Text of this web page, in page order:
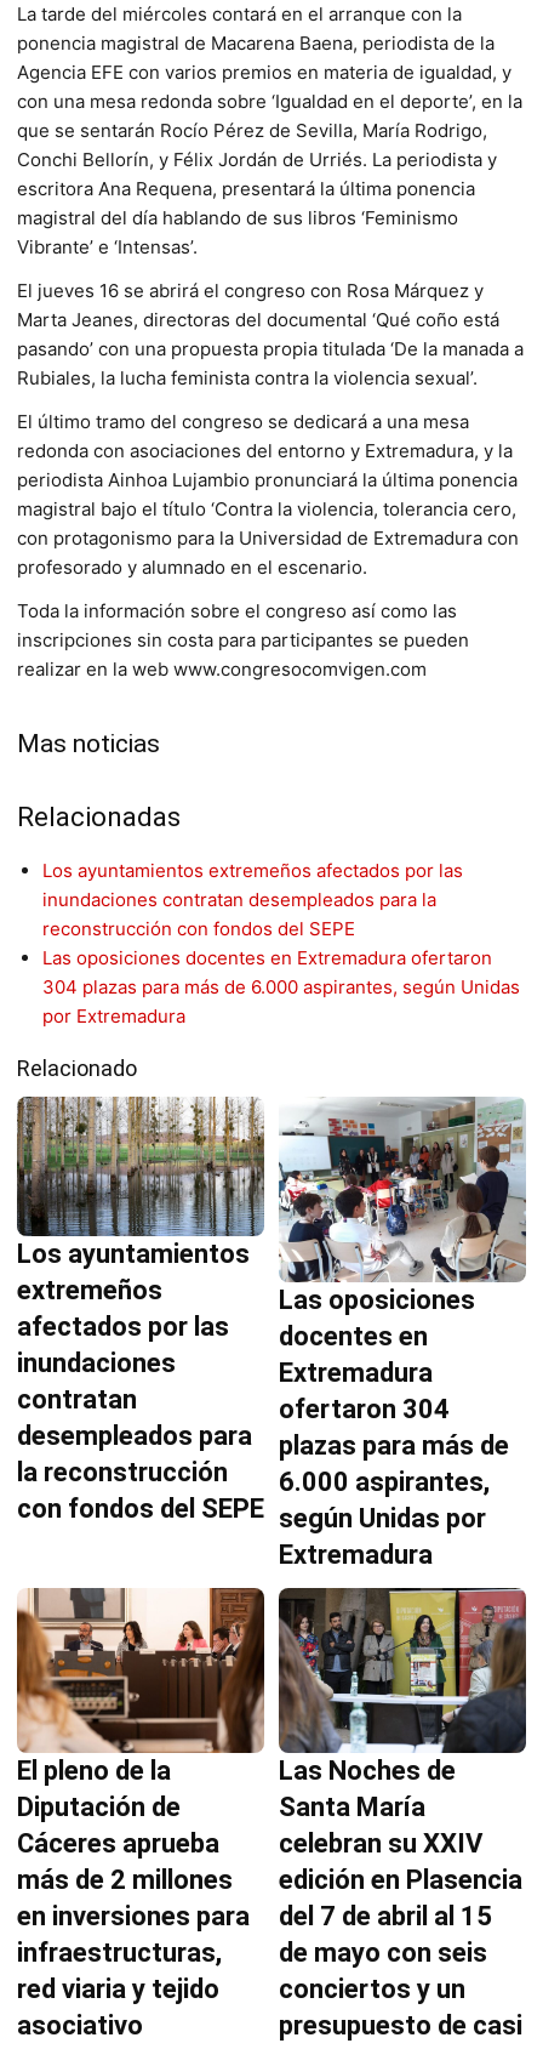
La tarde del miércoles contará en el arranque con la
ponencia magistral de Macarena Baena, periodista de la
Agencia EFE con varios premios en materia de igualdad, y
con una mesa redonda sobre ‘Igualdad en el deporte’, en la
que se sentarán Rocío Pérez de Sevilla, María Rodrigo,
Conchi Bellorín, y Félix Jordán de Urriés. La periodista y
escritora Ana Requena, presentará la última ponencia
magistral del día hablando de sus libros ‘Feminismo
Vibrante’ e ‘Intensas’.
El jueves 16 se abrirá el congreso con Rosa Márquez y
Marta Jeanes, directoras del documental ‘Qué coño está
pasando’ con una propuesta propia titulada ‘De la manada a
Rubiales, la lucha feminista contra la violencia sexual’.
El último tramo del congreso se dedicará a una mesa
redonda con asociaciones del entorno y Extremadura, y la
periodista Ainhoa Lujambio pronunciará la última ponencia
magistral bajo el título ‘Contra la violencia, tolerancia cero,
con protagonismo para la Universidad de Extremadura con
profesorado y alumnado en el escenario.
Toda la información sobre el congreso así como las
inscripciones sin costa para participantes se pueden
realizar en la web www.congresocomvigen.com
Mas noticias
Relacionadas
Los ayuntamientos extremeños afectados por las
inundaciones contratan desempleados para la
reconstrucción con fondos del SEPE
Las oposiciones docentes en Extremadura ofertaron
304 plazas para más de 6.000 aspirantes, según Unidas
por Extremadura
Relacionado
Los ayuntamientos
extremeños
afectados por las
inundaciones
contratan
desempleados para
la reconstrucción
con fondos del SEPE
Las oposiciones
docentes en
Extremadura
ofertaron 304
plazas para más de
6.000 aspirantes,
según Unidas por
Extremadura
El pleno de la
Diputación de
Cáceres aprueba
más de 2 millones
en inversiones para
infraestructuras,
red viaria y tejido
asociativo
Las Noches de
Santa María
celebran su XXIV
edición en Plasencia
del 7 de abril al 15
de mayo con seis
conciertos y un
presupuesto de casi